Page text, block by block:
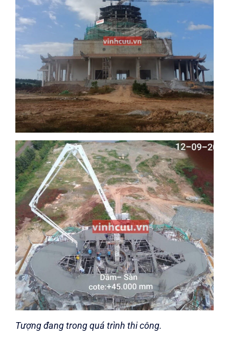
Tượng đang trong quá trình thi công.